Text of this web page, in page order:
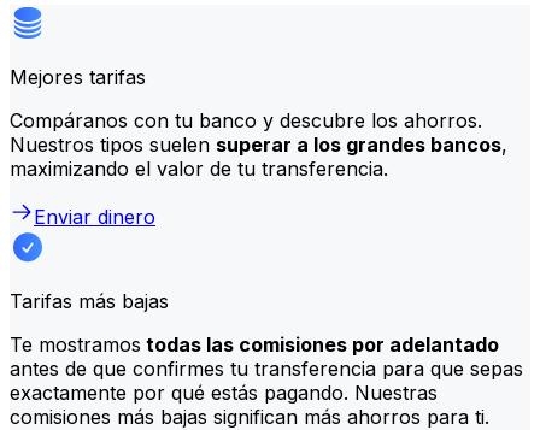
Mejores tarifas
Compáranos con tu banco y descubre los ahorros.
Nuestros tipos suelen superar a los grandes bancos,
maximizando el valor de tu transferencia.
Enviar dinero
Tarifas más bajas
Te mostramos todas las comisiones por adelantado
antes de que confirmes tu transferencia para que sepas
exactamente por qué estás pagando. Nuestras
comisiones más bajas significan más ahorros para ti.